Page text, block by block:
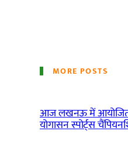
MORE POSTS
आज लखनऊ में आयोजित
योगासन स्पोर्ट्स